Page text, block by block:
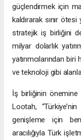
güçlendirmek için
kaldırarak sınır
stratejik iş birliğini
milyar dolarlık
yatırımcılarından
ve teknoloji gibi
İş birliğinin
Lootah,
genişleme için
aracılığıyla Türk